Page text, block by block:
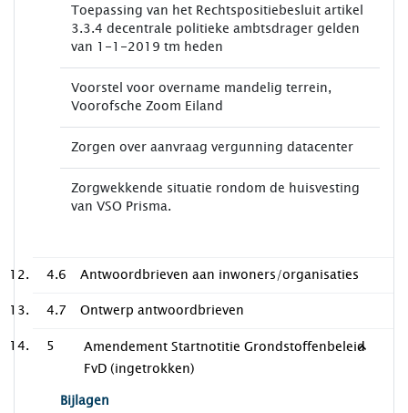
Toepassing van het Rechtspositiebesluit artikel
3.3.4 decentrale politieke ambtsdrager gelden
van 1-1-2019 tm heden
Voorstel voor overname mandelig terrein,
Voorofsche Zoom Eiland
Zorgen over aanvraag vergunning datacenter
Zorgwekkende situatie rondom de huisvesting
van VSO Prisma.
4.6
Antwoordbrieven aan inwoners/organisaties
4.7
Ontwerp antwoordbrieven
5
Amendement Startnotitie Grondstoffenbeleid
FvD (ingetrokken)
Bijlagen